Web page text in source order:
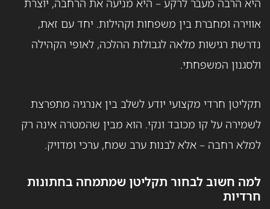
היא הרבה מעבר לרקע – היא מניעה את הרחבה, יוצרת
אווירה ומחברת בין משפחות וקהילות. יחד עם זאת,
נדרשת רגישות מלאה לגבולות ההלכה, לאופי הקהילה
ולסגנון המשפחתי.
תקליטן חרדי מקצועי יודע לשלב בין אנרגיה מתפרצת
לשמירה על קו מכובד ונקי. הוא מבין שהמטרה אינה רק
למלא רחבה – אלא לבנות ערב שמח, ערכי ומדויק.
למה חשוב לבחור תקליטן שמתמחה בחתונות
חרדיות